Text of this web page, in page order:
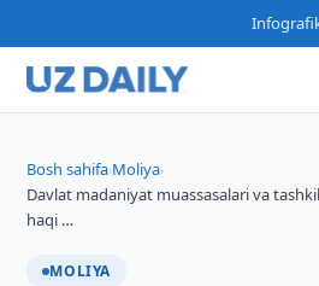
Bosh sahifa›Moliya›
Davlat madaniyat muassasalari va
haqi …
MOLIYA